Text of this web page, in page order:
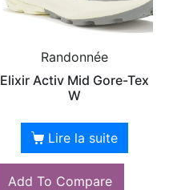
Randonnée
Elixir Activ Mid Gore-Tex
W
Lire la suite
Add To Compare